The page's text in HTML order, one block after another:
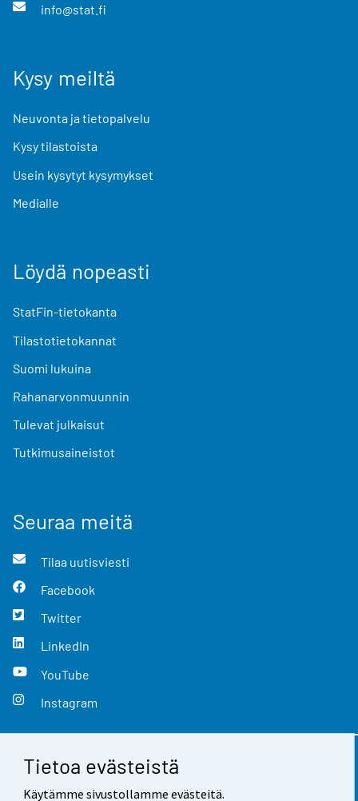
Tietoa evästeistä
Käytämme sivustollamme evästeitä.
info@stat.fi
Kysy meiltä
Neuvonta ja tietopalvelu
Kysy tilastoista
Usein kysytyt kysymykset
Medialle
Löydä nopeasti
StatFin-tietokanta
Tilastotietokannat
Suomi lukuina
Rahanarvonmuunnin
Tulevat julkaisut
Tutkimusaineistot
Seuraa meitä
Tilaa uutisviesti
Facebook
Twitter
LinkedIn
YouTube
Instagram
Yhteystiedot